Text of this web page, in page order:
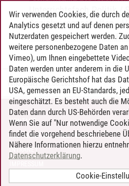
Unterrichtsfach Politik /
Sozialwissenschaften -
Wissenschaft von der
Timo Leder/30.06.2024
KONTAKT
LEUPHANA ALS ARBEITGEBER
INTRANET
Wir verwenden Cookies, die durch
Analytics gesetzt und auf denen
Nutzerdaten gespeichert werden.
weitere personenbezogene Daten
Vimeo), um Ihnen eingebettete
Daten werden unter anderem in die
Europäische Gerichtshof hat das
USA, gemessen an EU-Standards,
eingeschätzt. Es besteht auch die
Daten dann durch US-Behörden
Wenn Sie auf "Nur notwendige
findet die vorgehend beschriebene
Nähere Informationen hierzu
Datenschutzerklärung.
Cookie-